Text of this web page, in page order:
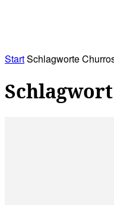
StartSchlagworte